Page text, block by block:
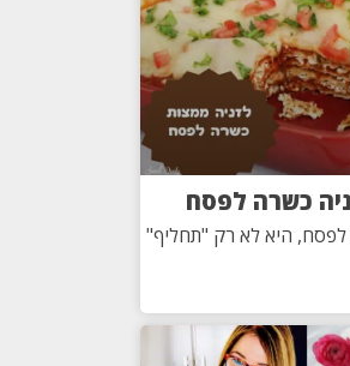
כשרה לפסח
לפסח, היא לא רק "תחליף"